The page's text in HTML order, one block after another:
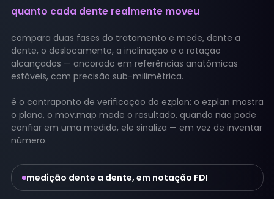
quanto cada dente realmente moveu
compara duas fases do tratamento e mede, dente a
dente, o deslocamento, a inclinação e a rotação
alcançados — ancorado em referências anatômicas
estáveis, com precisão sub-milimétrica.
é o contraponto de verificação do ezplan: o ezplan mostra
o plano, o mov.map mede o resultado. quando não pode
confiar em uma medida, ele sinaliza — em vez de inventar
número.
medição dente a dente, em notação FDI